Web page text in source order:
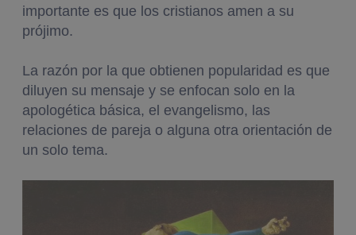
importante es que los cristianos amen a su
prójimo.
La razón por la que obtienen popularidad es que
diluyen su mensaje y se enfocan solo en la
apologética básica, el evangelismo, las
relaciones de pareja o alguna otra orientación de
un solo tema.